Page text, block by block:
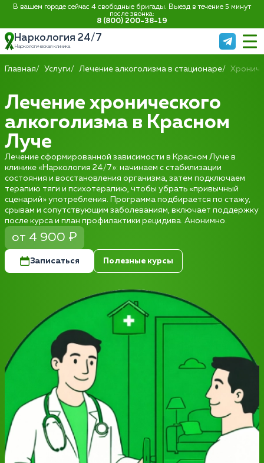
В вашем городе сейчас 4 свободные бригады. Выезд в течение 5 минут
после звонка:
8 (800) 200-38-19
Наркология 24/7
Наркологическая клиника
Главная Услуги Лечение алкоголизма в стационаре
Лечение хронического
алкоголизма в Красном
Луче
Лечение сформированной зависимости в Красном Луче в
клинике «Наркология 24/7»: начинаем с стабилизации
состояния и восстановления организма, затем подключаем
терапию тяги и психотерапию, чтобы убрать «привычный
сценарий» употребления. Программа подбирается по стажу,
срывам и сопутствующим заболеваниям, включает поддержку
после курса и план профилактики рецидива. Анонимно.
от 4 900 ₽
Записаться Полезные курсы